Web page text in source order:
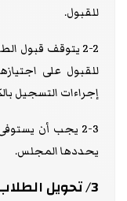
للقبول.
2-2 يتوقف قبول
للقبول على
إجراءات التسجيل
2-3 يجب أن
يحددها المجلس.
3/ تحويل الطلاب: